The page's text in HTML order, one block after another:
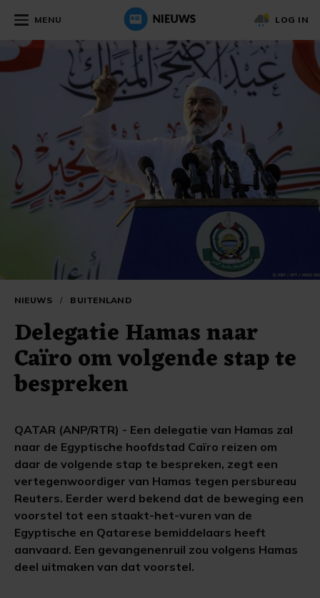
MENU LOG IN
NIEUWS / BUITENLAND
Delegatie Hamas naar
Caïro om volgende stap te
bespreken
QATAR (ANP/RTR) - Een delegatie van Hamas zal
naar de Egyptische hoofdstad Caïro reizen om
daar de volgende stap te bespreken, zegt een
vertegenwoordiger van Hamas tegen persbureau
Reuters. Eerder werd bekend dat de beweging een
voorstel tot een staakt-het-vuren van de
Egyptische en Qatarese bemiddelaars heeft
aanvaard. Een gevangenenruil zou volgens Hamas
deel uitmaken van dat voorstel.